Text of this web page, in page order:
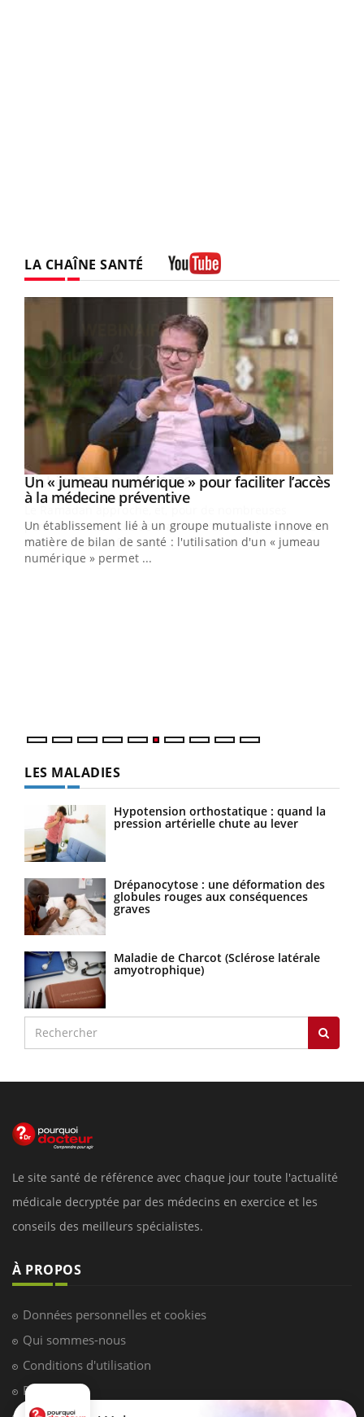
LA CHAÎNE SANTÉ
Youtube
Un « jumeau numérique » pour faciliter l’accès
à la médecine préventiveYoutube
Un établissement lié à un groupe mutualiste innove en
matière de bilan de santé : l'utilisation d'un « jumeau
numérique » permet ...
LES MALADIES
Hypotension orthostatique : quand la
pression artérielle chute au lever
Drépanocytose : une déformation des
globules rouges aux conséquences
graves
Maladie de Charcot (Sclérose latérale
amyotrophique)
Le site santé de référence avec chaque jour toute l'actualité
médicale decryptée par des médecins en exercice et les
conseils des meilleurs spécialistes.
À PROPOS
Données personnelles et cookies
Qui sommes-nous
Conditions d'utilisation
Plan du site